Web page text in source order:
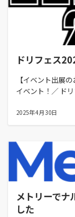
ドリフェス
【イベント出展
イベント！／ ド
2025年4月30日
メトリーでナ
した